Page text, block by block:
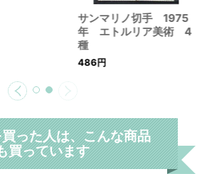
サンマリノ切手 1975
年 エトルリア美術 4
種
486円
った人は、こんな商品
買っています